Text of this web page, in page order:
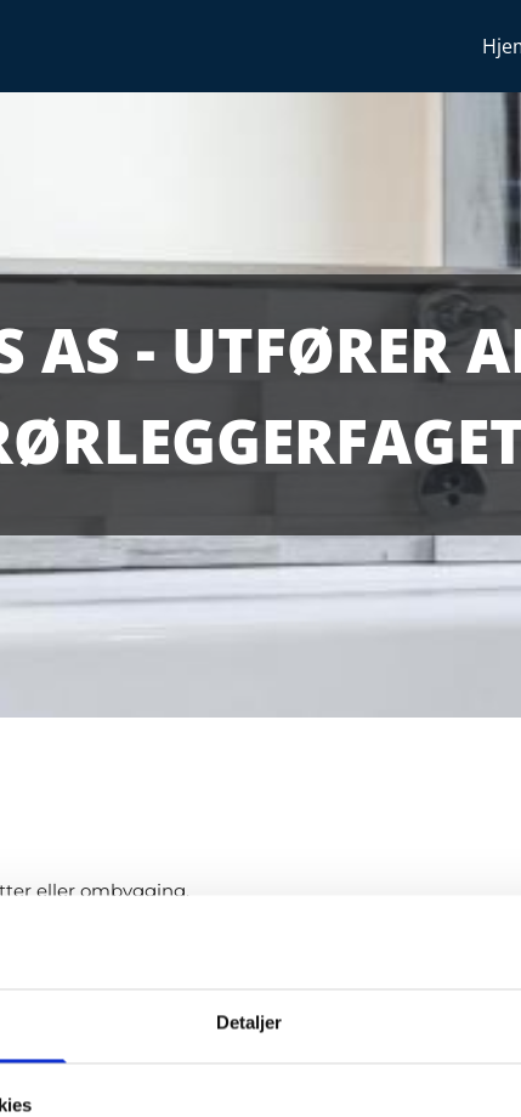
Detaljer
AS - UTFØRER
eller ombygging.